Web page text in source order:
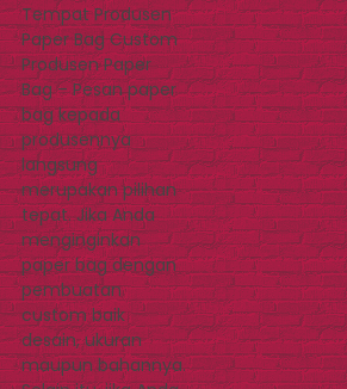
Tempat Produsen
Paper Bag Custom
Produsen Paper
Bag – Pesan paper
bag kepada
produsennya
langsung
merupakan pilihan
tepat. Jika Anda
menginginkan
paper bag dengan
pembuatan
custom baik
desain, ukuran
maupun bahannya.